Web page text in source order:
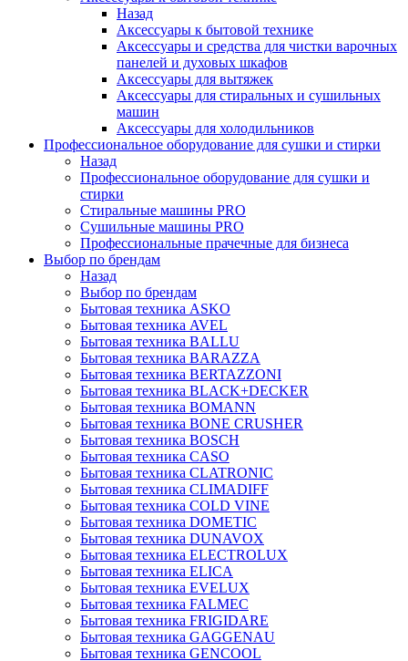
Назад
Аксессуары к бытовой технике
Аксессуары и средства для чистки варочных
панелей и духовых шкафов
Аксессуары для вытяжек
Аксессуары для стиральных и сушильных
машин
Аксессуары для холодильников
Профессиональное оборудование для сушки и стирки
Назад
Профессиональное оборудование для сушки и
стирки
Стиральные машины PRO
Сушильные машины PRO
Профессиональные прачечные для бизнеса
Выбор по брендам
Назад
Выбор по брендам
Бытовая техника ASKO
Бытовая техника AVEL
Бытовая техника BALLU
Бытовая техника BARAZZA
Бытовая техника BERTAZZONI
Бытовая техника BLACK+DECKER
Бытовая техника BOMANN
Бытовая техника BONE CRUSHER
Бытовая техника BOSCH
Бытовая техника CASO
Бытовая техника CLATRONIC
Бытовая техника CLIMADIFF
Бытовая техника COLD VINE
Бытовая техника DOMETIC
Бытовая техника DUNAVOX
Бытовая техника ELECTROLUX
Бытовая техника ELICA
Бытовая техника EVELUX
Бытовая техника FALMEC
Бытовая техника FRIGIDARE
Бытовая техника GAGGENAU
Бытовая техника GENCOOL